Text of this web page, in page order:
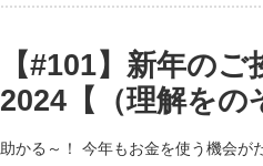
【#101】新年のご
2024【（理解をの
助かる～！ 今年もお金を使う機会が